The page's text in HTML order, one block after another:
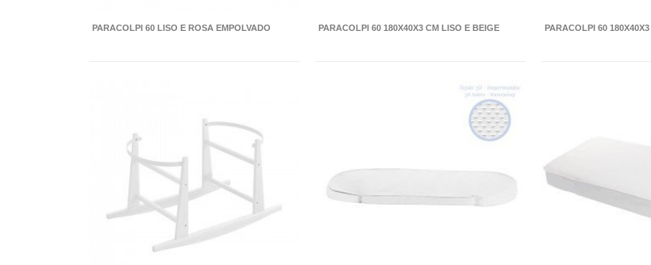
PARACOLPI 60 LISO E ROSA EMPOLVADO PARACOLPI 60 180X40X3 CM LISO E BEIGE PARACOLPI 60